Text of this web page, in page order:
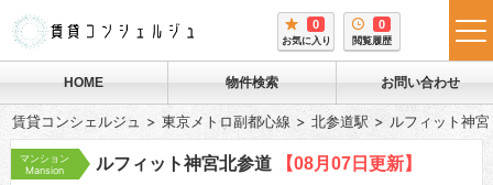
0
お気に入り
0
閲覧履歴
HOME 物件検索 お問い合わせ
賃貸コンシェルジュ 東京メトロ副都心線 北参道駅 ルフィット神
マンション
Mansion
ルフィット神宮北参道 【08月07日更新】